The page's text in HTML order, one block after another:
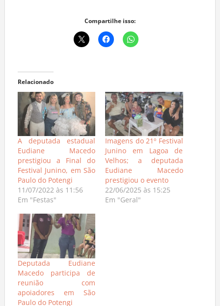
Compartilhe isso:
Relacionado
A deputada estadual
Eudiane Macedo
prestigiou a Final do
Festival Junino, em São
Paulo do Potengi
11/07/2022 às 11:56
Em "Festas"
Imagens do 21º Festival
Junino em Lagoa de
Velhos; a deputada
Eudiane Macedo
prestigiou o evento
22/06/2025 às 15:25
Em "Geral"
Deputada Eudiane
Macedo participa de
reunião com
apoiadores em São